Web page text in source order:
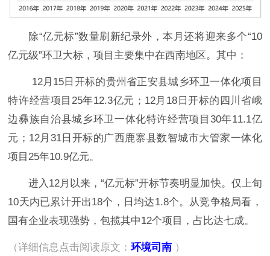
除“亿元标”数量刷新纪录外，本月还将迎来多个“10
亿元级”环卫大标，项目主要集中在西南地区。其中：
12月15日开标的贵州省正安县城乡环卫一体化项目
特许经营项目25年12.3亿元；12月18日开标的四川省峨
边彝族自治县城乡环卫一体化特许经营项目30年11.1亿
元；12月31日开标的广西鹿寨县数智城市大管家一体化
项目25年10.9亿元。
进入12月以来，“亿元标”开标节奏明显加快。仅上旬
10天内已累计开出18个，日均达1.8个。从竞争格局看，
国有企业表现强势，包揽其中12个项目，占比达七成。
（详细信息点击阅读原文：环境司南 ）